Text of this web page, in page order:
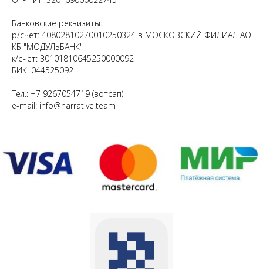
Банковские реквизиты:
р/счёт: 40802810270010250324 в МОСКОВСКИЙ ФИЛИАЛ АО
КБ "МОДУЛЬБАНК"
к/счет: 30101810645250000092
БИК: 044525092
Тел.: +7 9267054719 (вотсап)
e-mail: info@narrative.team